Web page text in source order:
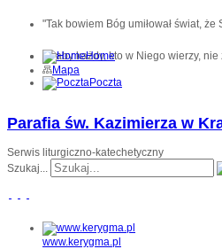
"Tak bowiem Bóg umiłował świat,
… aby każdy, kto w Niego wierzy, nie
Home
Mapa
Poczta
Parafia św. Kazimierza w
Serwis liturgiczno-katechetyczny
Szukaj...
www.kerygma.pl